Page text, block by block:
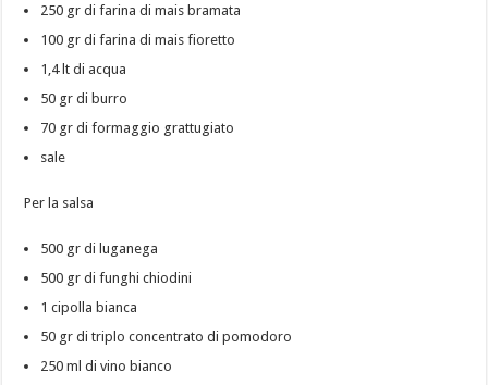
250 gr di farina di mais bramata
100 gr di farina di mais fioretto
1,4 lt di acqua
50 gr di burro
70 gr di formaggio grattugiato
sale
Per la salsa
500 gr di luganega
500 gr di funghi chiodini
1 cipolla bianca
50 gr di triplo concentrato di pomodoro
250 ml di vino bianco